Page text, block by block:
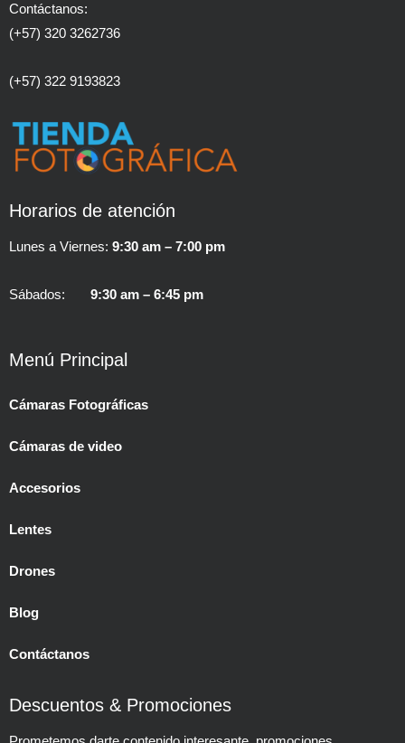
Contáctanos:
(+57) 320 3262736
(+57) 322 9193823
Horarios de atención
Lunes a Viernes: 9:30 am – 7:00 pm
Sábados: 9:30 am – 6:45 pm
Menú Principal
Cámaras Fotográficas
Cámaras de video
Accesorios
Lentes
Drones
Blog
Contáctanos
Descuentos & Promociones